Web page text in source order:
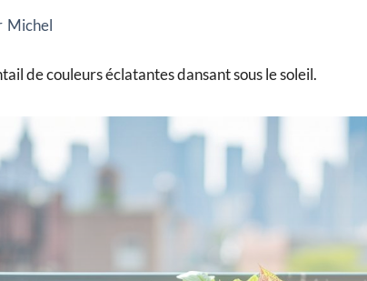
Michel
de couleurs éclatantes dansant sous le soleil.